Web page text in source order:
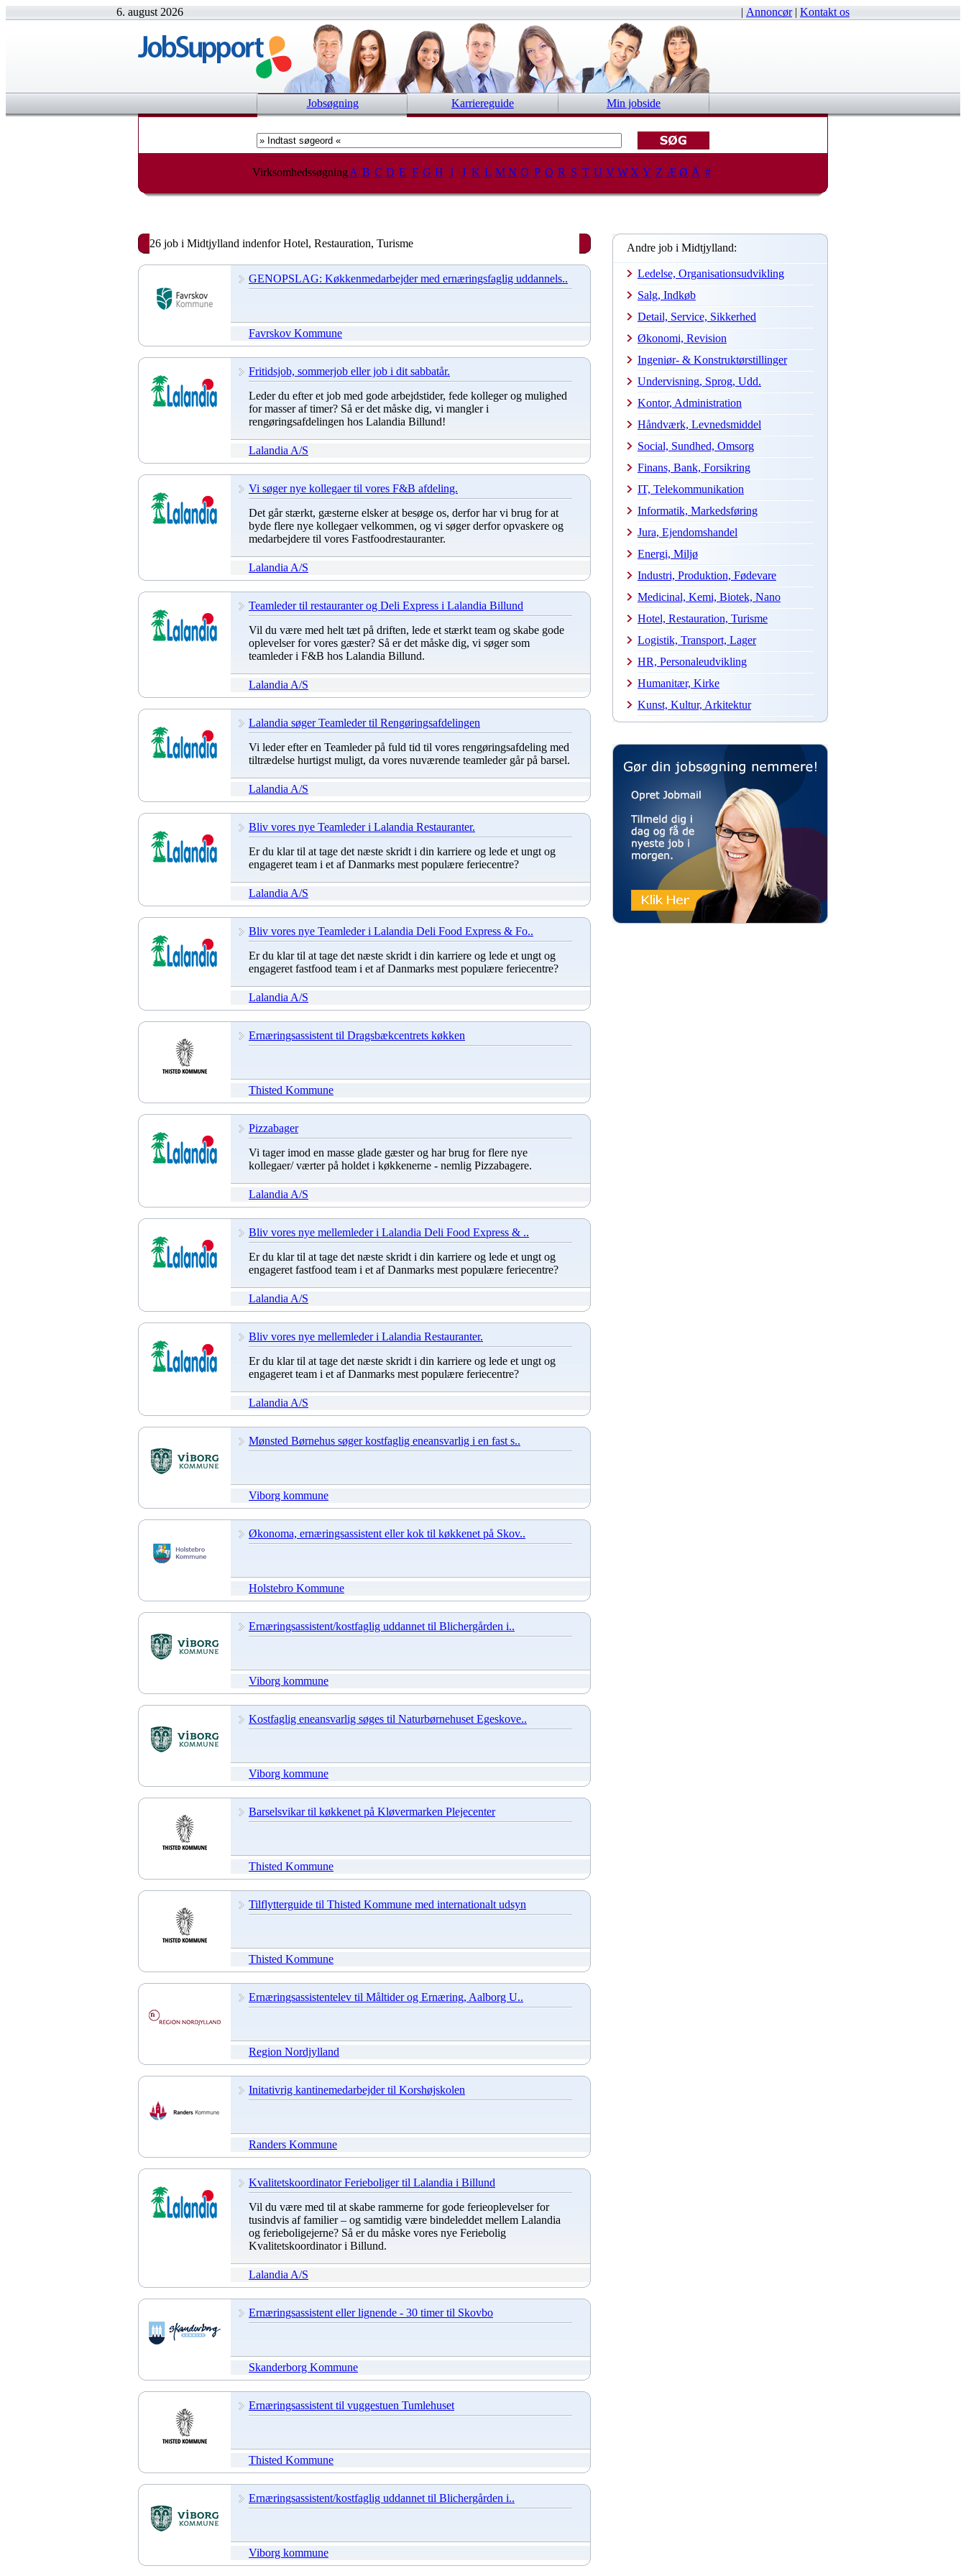
6. august 2026 | Annoncør| Kontakt os
Jobsøgning Karriereguide Min jobside
Virksomhedssøgning A B C D E F G H I J K L M N O P Q R S T U V W X Y Z Æ Ø Å #
26 job i Midtjylland indenfor Hotel, Restauration, Turisme
GENOPSLAG: Køkkenmedarbejder med ernæringsfaglig uddannels..
Favrskov Kommune
Fritidsjob, sommerjob eller job i dit sabbatår.
Leder du efter et job med gode arbejdstider, fede kolleger og mulighed
for masser af timer? Så er det måske dig, vi mangler i
rengøringsafdelingen hos Lalandia Billund!
Lalandia A/S
Vi søger nye kollegaer til vores F&B afdeling.
Det går stærkt, gæsterne elsker at besøge os, derfor har vi brug for at
byde flere nye kollegaer velkommen, og vi søger derfor opvaskere og
medarbejdere til vores Fastfoodrestauranter.
Lalandia A/S
Teamleder til restauranter og Deli Express i Lalandia Billund
Vil du være med helt tæt på driften, lede et stærkt team og skabe gode
oplevelser for vores gæster? Så er det måske dig, vi søger som
teamleder i F&B hos Lalandia Billund.
Lalandia A/S
Lalandia søger Teamleder til Rengøringsafdelingen
Vi leder efter en Teamleder på fuld tid til vores rengøringsafdeling med
tiltrædelse hurtigst muligt, da vores nuværende teamleder går på barsel.
Lalandia A/S
Bliv vores nye Teamleder i Lalandia Restauranter.
Er du klar til at tage det næste skridt i din karriere og lede et ungt og
engageret team i et af Danmarks mest populære feriecentre?
Lalandia A/S
Bliv vores nye Teamleder i Lalandia Deli Food Express & Fo..
Er du klar til at tage det næste skridt i din karriere og lede et ungt og
engageret fastfood team i et af Danmarks mest populære feriecentre?
Lalandia A/S
Ernæringsassistent til Dragsbækcentrets køkken
Thisted Kommune
Pizzabager
Vi tager imod en masse glade gæster og har brug for flere nye
kollegaer/ værter på holdet i køkkenerne - nemlig Pizzabagere.
Lalandia A/S
Bliv vores nye mellemleder i Lalandia Deli Food Express & ..
Er du klar til at tage det næste skridt i din karriere og lede et ungt og
engageret fastfood team i et af Danmarks mest populære feriecentre?
Lalandia A/S
Bliv vores nye mellemleder i Lalandia Restauranter.
Er du klar til at tage det næste skridt i din karriere og lede et ungt og
engageret team i et af Danmarks mest populære feriecentre?
Lalandia A/S
Mønsted Børnehus søger kostfaglig eneansvarlig i en fast s..
Viborg kommune
Økonoma, ernæringsassistent eller kok til køkkenet på Skov..
Holstebro Kommune
Ernæringsassistent/kostfaglig uddannet til Blichergården i..
Viborg kommune
Kostfaglig eneansvarlig søges til Naturbørnehuset Egeskove..
Viborg kommune
Barselsvikar til køkkenet på Kløvermarken Plejecenter
Thisted Kommune
Tilflytterguide til Thisted Kommune med internationalt udsyn
Thisted Kommune
Ernæringsassistentelev til Måltider og Ernæring, Aalborg U..
Region Nordjylland
Initativrig kantinemedarbejder til Korshøjskolen
Randers Kommune
Kvalitetskoordinator Ferieboliger til Lalandia i Billund
Vil du være med til at skabe rammerne for gode ferieoplevelser for
tusindvis af familier – og samtidig være bindeleddet mellem Lalandia
og ferieboligejerne? Så er du måske vores nye Feriebolig
Kvalitetskoordinator i Billund.
Lalandia A/S
Ernæringsassistent eller lignende - 30 timer til Skovbo
Skanderborg Kommune
Ernæringsassistent til vuggestuen Tumlehuset
Thisted Kommune
Ernæringsassistent/kostfaglig uddannet til Blichergården i..
Viborg kommune
Andre job i Midtjylland:
Ledelse, Organisationsudvikling
Salg, Indkøb
Detail, Service, Sikkerhed
Økonomi, Revision
Ingeniør- & Konstruktørstillinger
Undervisning, Sprog, Udd.
Kontor, Administration
Håndværk, Levnedsmiddel
Social, Sundhed, Omsorg
Finans, Bank, Forsikring
IT, Telekommunikation
Informatik, Markedsføring
Jura, Ejendomshandel
Energi, Miljø
Industri, Produktion, Fødevare
Medicinal, Kemi, Biotek, Nano
Hotel, Restauration, Turisme
Logistik, Transport, Lager
HR, Personaleudvikling
Humanitær, Kirke
Kunst, Kultur, Arkitektur